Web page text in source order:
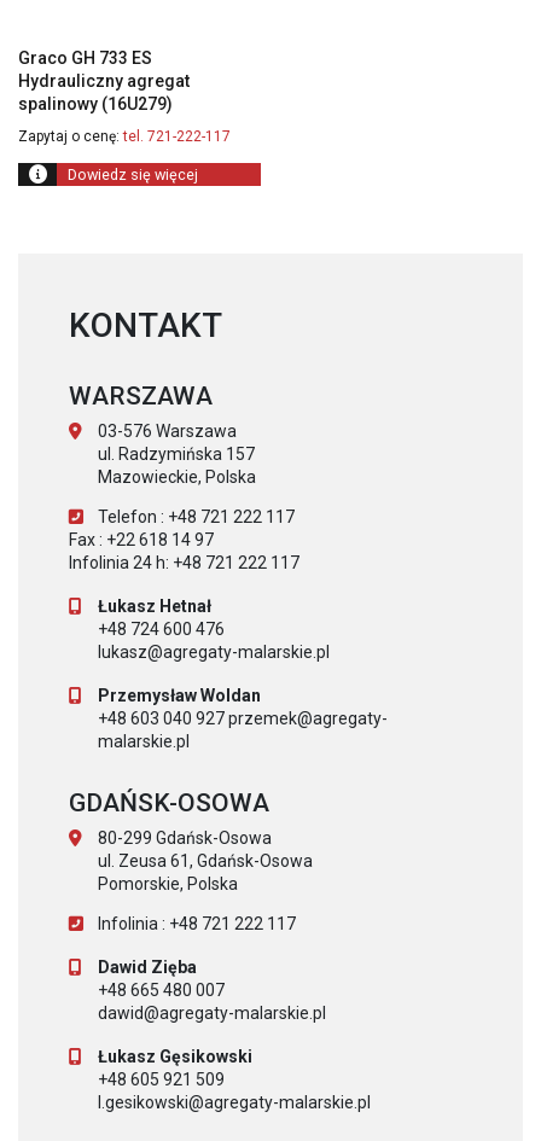
Graco GH 733 ES
Hydrauliczny agregat
spalinowy (16U279)
Zapytaj o cenę: tel. 721-222-117
Dowiedz się więcej
KONTAKT
WARSZAWA
03-576 Warszawa
ul. Radzymińska 157
Mazowieckie, Polska
Telefon : +48 721 222 117
Fax : +22 618 14 97
Infolinia 24 h: +48 721 222 117
Łukasz Hetnał
+48 724 600 476
lukasz@agregaty-malarskie.pl
Przemysław Woldan
+48 603 040 927 przemek@agregaty-
malarskie.pl
GDAŃSK-OSOWA
80-299 Gdańsk-Osowa
ul. Zeusa 61, Gdańsk-Osowa
Pomorskie, Polska
Infolinia : +48 721 222 117
Dawid Zięba
+48 665 480 007
dawid@agregaty-malarskie.pl
Łukasz Gęsikowski
+48 605 921 509
l.gesikowski@agregaty-malarskie.pl